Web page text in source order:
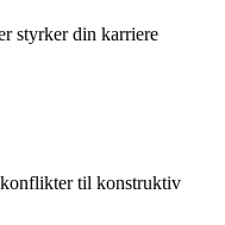
styrker din karriere
til konstruktiv